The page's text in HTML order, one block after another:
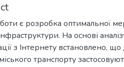
є розробка оптимальної
На основі
з Інтернету встановлено,
транспорту